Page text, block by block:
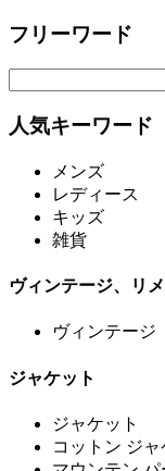
フリーワード
人気キーワード
メンズ
レディース
キッズ
雑貨
ヴィンテージ、リ
ヴィンテージ
ジャケット
ジャケット
コットン ジャ